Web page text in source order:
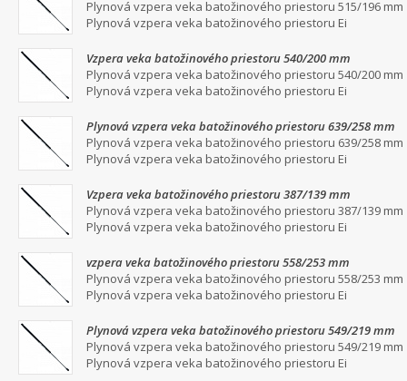
Plynová vzpera veka batožinového priestoru 515/196 mm
Plynová vzpera veka batožinového priestoru Ei
Vzpera veka batožinového priestoru 540/200 mm
Plynová vzpera veka batožinového priestoru 540/200 mm
Plynová vzpera veka batožinového priestoru Ei
Plynová vzpera veka batožinového priestoru 639/258 mm
Plynová vzpera veka batožinového priestoru 639/258 mm
Plynová vzpera veka batožinového priestoru Ei
Vzpera veka batožinového priestoru 387/139 mm
Plynová vzpera veka batožinového priestoru 387/139 mm
Plynová vzpera veka batožinového priestoru Ei
vzpera veka batožinového priestoru 558/253 mm
Plynová vzpera veka batožinového priestoru 558/253 mm
Plynová vzpera veka batožinového priestoru Ei
Plynová vzpera veka batožinového priestoru 549/219 mm
Plynová vzpera veka batožinového priestoru 549/219 mm
Plynová vzpera veka batožinového priestoru Ei